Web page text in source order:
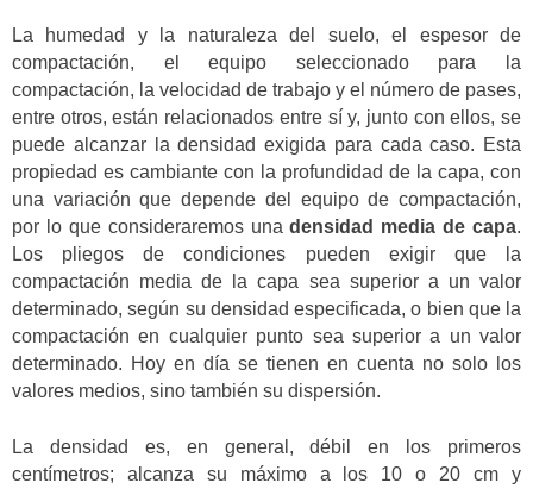
La humedad y la naturaleza del suelo, el espesor de
compactación, el equipo seleccionado para la
compactación, la velocidad de trabajo y el número de pases,
entre otros, están relacionados entre sí y, junto con ellos, se
puede alcanzar la densidad exigida para cada caso. Esta
propiedad es cambiante con la profundidad de la capa, con
una variación que depende del equipo de compactación,
por lo que consideraremos unadensidad media de capa.
Los pliegos de condiciones pueden exigir que la
compactación media de la capa sea superior a un valor
determinado, según su densidad especificada, o bien que la
compactación en cualquier punto sea superior a un valor
determinado. Hoy en día se tienen en cuenta no solo los
valores medios, sino también su dispersión.
La densidad es, en general, débil en los primeros
centímetros; alcanza su máximo a los 10 o 20 cm y